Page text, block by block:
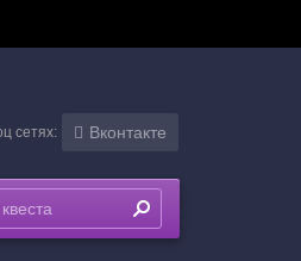
сетях: Вконтакте